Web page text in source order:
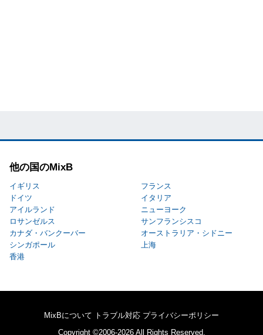
他の国のMixB
イギリス
フランス
ドイツ
イタリア
アイルランド
ニューヨーク
ロサンゼルス
サンフランシスコ
カナダ・バンクーバー
オーストラリア・シドニー
シンガポール
上海
香港
MixBについて トラブル対応 プライバシーポリシー
Copyright ©2006-2026 All Rights Reserved.